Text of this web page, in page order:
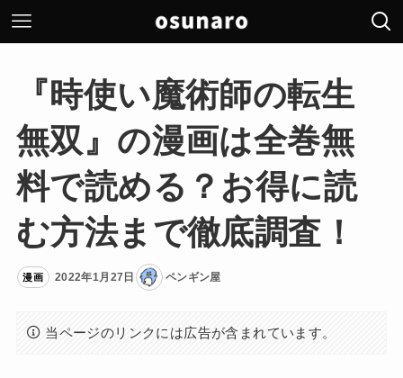
『時使い魔術師の転生
無双』の漫画は全巻無
料で読める？お得に読
む方法まで徹底調査！
漫画 2022年1月27日 ペンギン屋
当ページのリンクには広告が含まれています。